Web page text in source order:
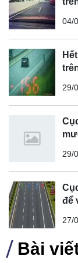
Để có thông tin
nhiều lần liên
UBND huyện
hồi từ vị lãnh
04/
29/
29/
để
27/
Bài